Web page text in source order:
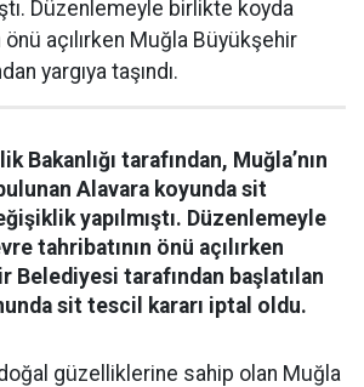
Düzenlemeyle birlikte koyda
önü açılırken Muğla Büyükşehir
yargıya taşındı.
Bakanlığı tarafından, Muğla’nın
Alavara koyunda sit
yapılmıştı. Düzenlemeyle
tahribatının önü açılırken
Belediyesi tarafından başlatılan
sit tescil kararı iptal oldu.
güzelliklerine sahip olan Muğla